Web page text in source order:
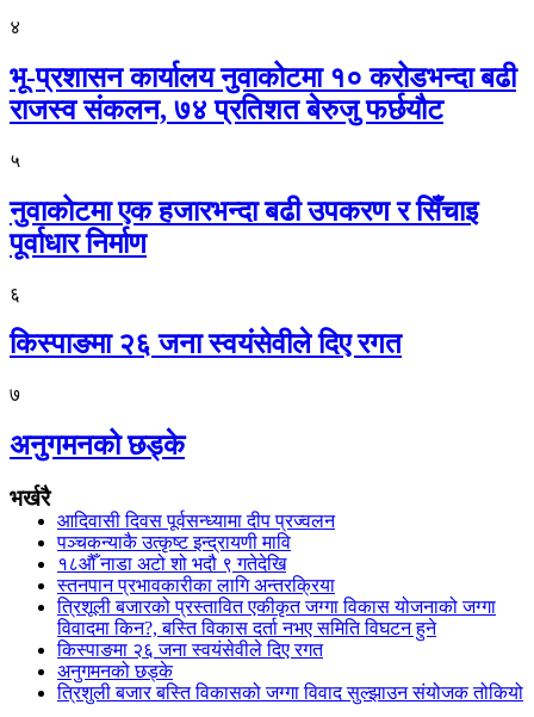
४
भू-प्रशासन कार्यालय नुवाकोटमा १० करोडभन्दा बढी
राजस्व संकलन, ७४ प्रतिशत बेरुजु फर्छयौट
५
नुवाकोटमा एक हजारभन्दा बढी उपकरण र सिँचाइ
पूर्वाधार निर्माण
६
किस्पाङमा २६ जना स्वयंसेवीले दिए रगत
७
अनुगमनको छड्के
भर्खरै
आदिवासी दिवस पूर्वसन्ध्यामा दीप प्रज्वलन
पञ्चकन्याकै उत्कृष्ट इन्द्रायणी मावि
१८औँ नाडा अटो शो भदौ ९ गतेदेखि
स्तनपान प्रभावकारीका लागि अन्तरक्रिया
त्रिशूली बजारको प्रस्तावित एकीकृत जग्गा विकास योजनाको जग्गा
विवादमा किन?, बस्ति विकास दर्ता नभए समिति विघटन हुने
किस्पाङमा २६ जना स्वयंसेवीले दिए रगत
अनुगमनको छड्के
त्रिशुली बजार बस्ति विकासको जग्गा विवाद सुल्झाउन संयोजक तोकियो